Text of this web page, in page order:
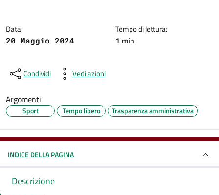
Data:
20 Maggio 2024
Tempo di lettura:
1 min
Condividi Vedi azioni
Argomenti
Sport Tempo libero Trasparenza amministrativa
INDICE DELLA PAGINA
Descrizione